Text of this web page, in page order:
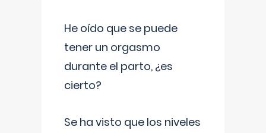
He oído que se puede
tener un orgasmo
durante el parto, ¿es
cierto?
Se ha visto que los niveles